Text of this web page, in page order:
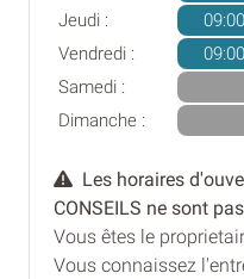
Jeudi :
Vendredi :
Samedi :
Dimanche :
Les horaires
CONSEILS ne sont
Vous êtes le
Vous connaissez